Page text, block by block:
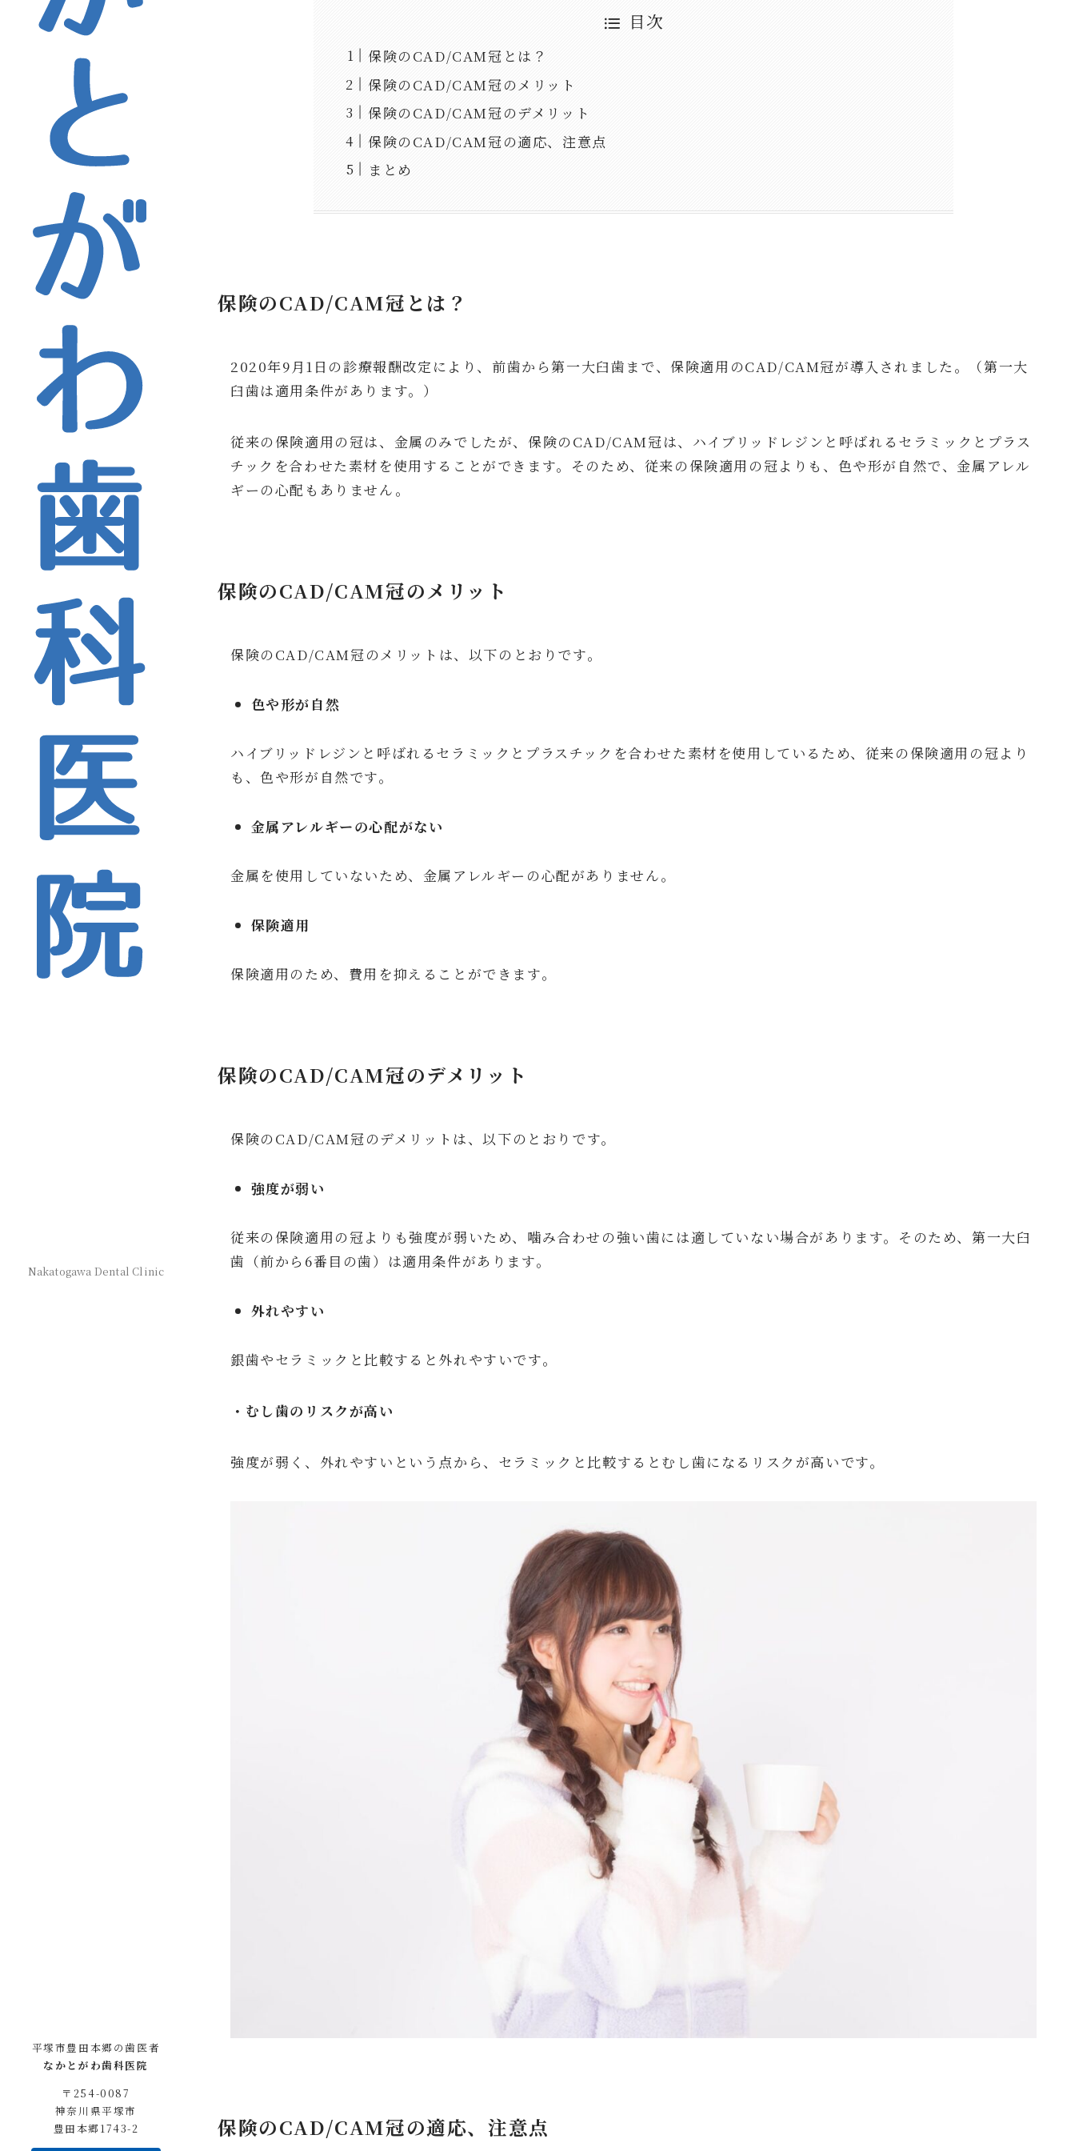
Nakatogawa Dental Clinic
目次
保険のCAD/CAM冠とは？
保険のCAD/CAM冠のメリット
保険のCAD/CAM冠のデメリット
保険のCAD/CAM冠の適応、注意点
まとめ
保険のCAD/CAM冠とは？
2020年9月1日の診療報酬改定により、前歯から第一大臼歯まで、保険適用のCAD/CAM冠が導入されました。（第一大
臼歯は適用条件があります。）
従来の保険適用の冠は、金属のみでしたが、保険のCAD/CAM冠は、ハイブリッドレジンと呼ばれるセラミックとプラス
チックを合わせた素材を使用することができます。そのため、従来の保険適用の冠よりも、色や形が自然で、金属アレル
ギーの心配もありません。
保険のCAD/CAM冠のメリット
保険のCAD/CAM冠のメリットは、以下のとおりです。
色や形が自然
ハイブリッドレジンと呼ばれるセラミックとプラスチックを合わせた素材を使用しているため、従来の保険適用の冠より
も、色や形が自然です。
金属アレルギーの心配がない
金属を使用していないため、金属アレルギーの心配がありません。
保険適用
保険適用のため、費用を抑えることができます。
保険のCAD/CAM冠のデメリット
保険のCAD/CAM冠のデメリットは、以下のとおりです。
強度が弱い
従来の保険適用の冠よりも強度が弱いため、噛み合わせの強い歯には適していない場合があります。そのため、第一大臼
歯（前から6番目の歯）は適用条件があります。
外れやすい
銀歯やセラミックと比較すると外れやすいです。
・むし歯のリスクが高い
強度が弱く、外れやすいという点から、セラミックと比較するとむし歯になるリスクが高いです。
保険のCAD/CAM冠の適応、注意点
平塚市豊田本郷の歯医者
なかとがわ歯科医院
〒254-0087
神奈川県平塚市
豊田本郷1743-2